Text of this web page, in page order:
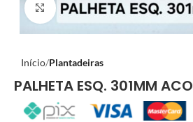
Clique para ampliar
Início Plantadeiras
PALHETA ESQ. 301MM ACO